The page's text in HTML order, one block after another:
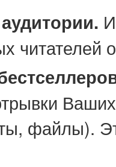
читателей
файлы).